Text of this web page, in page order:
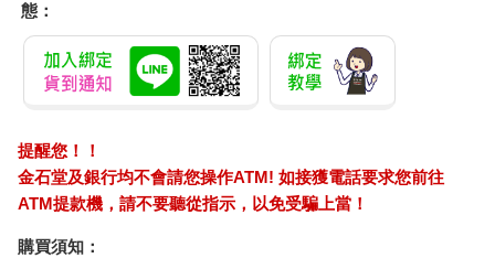
態：
提醒您！！
金石堂及銀行均不會請您操作ATM! 如接獲電話要求您前往
ATM提款機，請不要聽從指示，以免受騙上當！
購買須知：